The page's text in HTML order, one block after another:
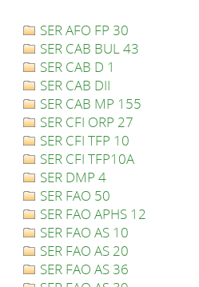
SER AFO FP 30
SER CAB BUL 43
SER CAB D 1
SER CAB DII
SER CAB MP 155
SER CFI ORP 27
SER CFI TFP 10
SER CFI TFP10A
SER DMP 4
SER FAO 50
SER FAO APHS 12
SER FAO AS 10
SER FAO AS 20
SER FAO AS 36